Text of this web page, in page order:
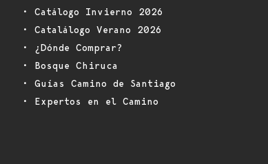
• Catálogo Invierno 2026
• Catalálogo Verano 2026
• ¿Dónde Comprar?
• Bosque Chiruca
• Guías Camino de Santiago
• Expertos en el Camino